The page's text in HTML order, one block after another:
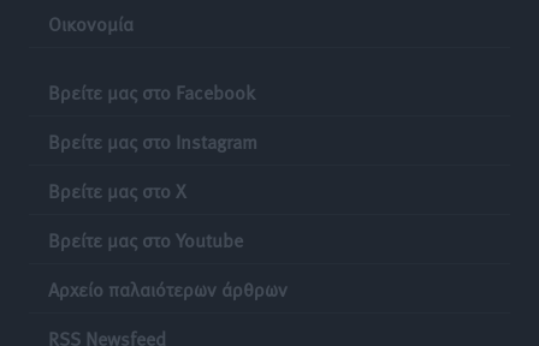
Οικονομία
Βρείτε μας στο Facebook
Βρείτε μας στο Instagram
Βρείτε μας στο X
Βρείτε μας στο Youtube
Αρχείο παλαιότερων άρθρων
RSS Newsfeed